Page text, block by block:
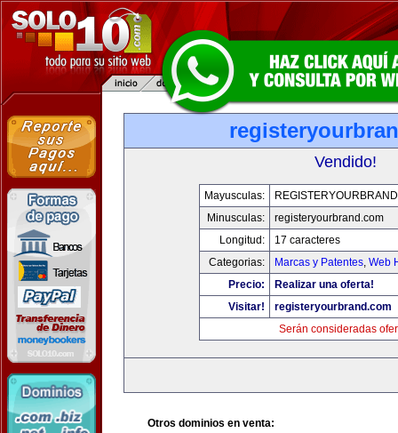
Vendido!
Mayusculas:
Minusculas:
registeryourbrand.com
Longitud:
17 caracteres
Categorias:
Marcas y Patentes, Web
Precio:
Realizar una oferta!
Visitar!
registeryourbrand.com
Serán consideradas
Otros dominios en venta: